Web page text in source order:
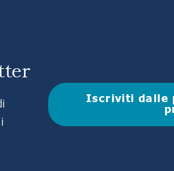
Iscriviti dalle